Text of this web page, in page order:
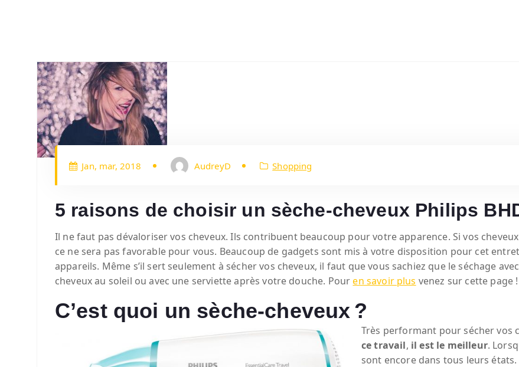
Jan, mar, 2018 AudreyD Shopping
5 raisons de choisir un sèche-cheveux Philips
Il ne faut pas dévaloriser vos cheveux. Ils contribuent beaucoup pour votre apparence. Si vos
ce ne sera pas favorable pour vous. Beaucoup de gadgets sont mis à votre disposition pour cet
appareils. Même s’il sert seulement à sécher vos cheveux, il faut que vous sachiez que le séchage
cheveux au soleil ou avec une serviette après votre douche. Pouren savoir plus venez sur cette page !
C’est quoi un sèche-cheveux ?
Très performant pour sécher vos
ce travail, il est le meilleur.
sont encore dans tous leurs états.